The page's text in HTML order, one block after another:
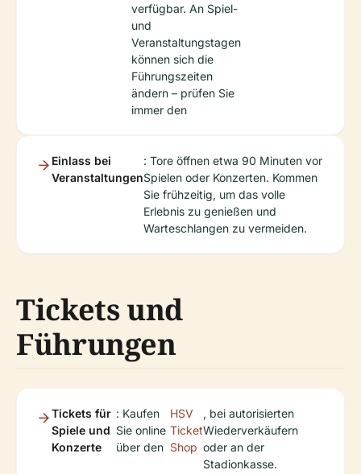
verfügbar. An Spiel-
und
Veranstaltungstagen
können sich die
Führungszeiten
ändern – prüfen Sie
immer den
Einlass bei
Veranstaltungen
: Tore öffnen etwa 90 Minuten vor
Spielen oder Konzerten. Kommen
Sie frühzeitig, um das volle
Erlebnis zu genießen und
Warteschlangen zu vermeiden.
Tickets und
Führungen
Tickets für
Spiele und
Konzerte
: Kaufen
Sie online
über den
HSV
Ticket
Shop
, bei autorisierten
Wiederverkäufern
oder an der
Stadionkasse.